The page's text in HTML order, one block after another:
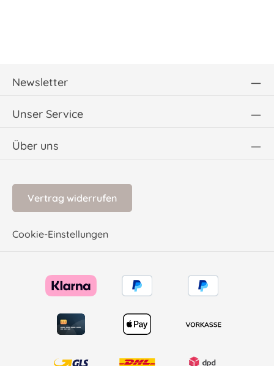
Newsletter
Unser Service
Über uns
Vertrag widerrufen
Cookie-Einstellungen